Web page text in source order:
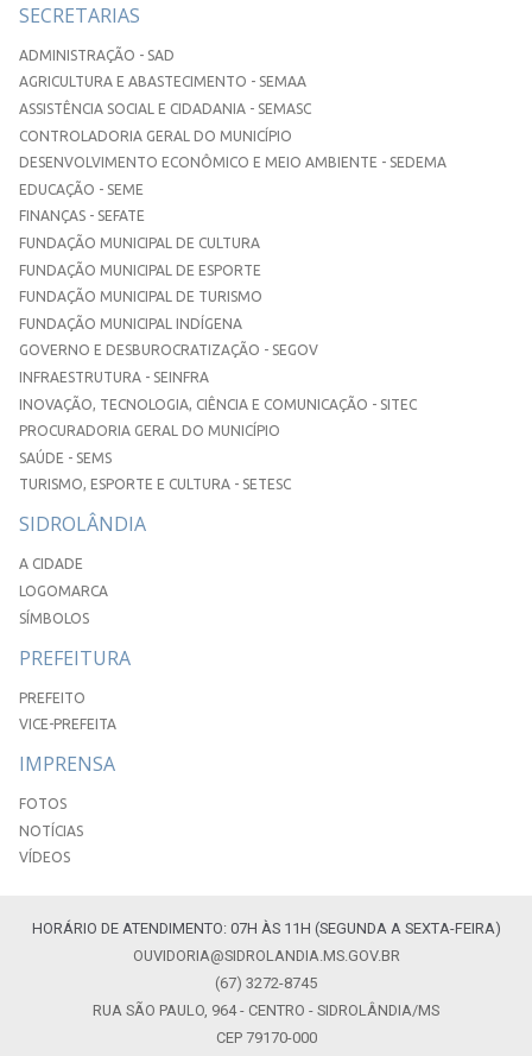
SECRETARIAS
ADMINISTRAÇÃO - SAD
AGRICULTURA E ABASTECIMENTO - SEMAA
ASSISTÊNCIA SOCIAL E CIDADANIA - SEMASC
CONTROLADORIA GERAL DO MUNICÍPIO
DESENVOLVIMENTO ECONÔMICO E MEIO AMBIENTE - SEDEMA
EDUCAÇÃO - SEME
FINANÇAS - SEFATE
FUNDAÇÃO MUNICIPAL DE CULTURA
FUNDAÇÃO MUNICIPAL DE ESPORTE
FUNDAÇÃO MUNICIPAL DE TURISMO
FUNDAÇÃO MUNICIPAL INDÍGENA
GOVERNO E DESBUROCRATIZAÇÃO - SEGOV
INFRAESTRUTURA - SEINFRA
INOVAÇÃO, TECNOLOGIA, CIÊNCIA E COMUNICAÇÃO - SITEC
PROCURADORIA GERAL DO MUNICÍPIO
SAÚDE - SEMS
TURISMO, ESPORTE E CULTURA - SETESC
SIDROLÂNDIA
A CIDADE
LOGOMARCA
SÍMBOLOS
PREFEITURA
PREFEITO
VICE-PREFEITA
IMPRENSA
FOTOS
NOTÍCIAS
VÍDEOS
HORÁRIO DE ATENDIMENTO: 07H ÀS 11H (SEGUNDA A SEXTA-FEIRA)
OUVIDORIA@SIDROLANDIA.MS.GOV.BR
(67) 3272-8745
RUA SÃO PAULO, 964 - CENTRO - SIDROLÂNDIA/MS
CEP 79170-000